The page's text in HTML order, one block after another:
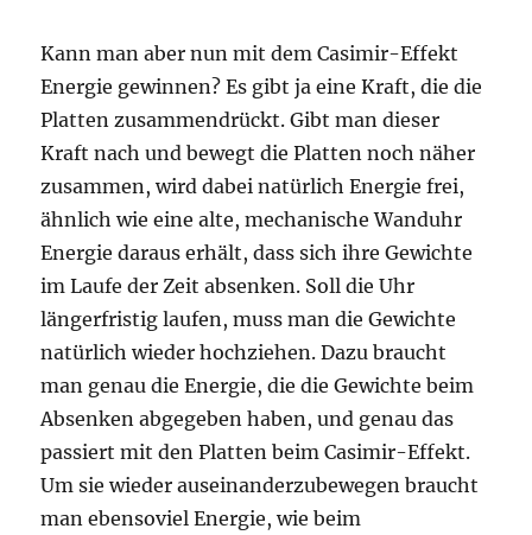
Kann man aber nun mit dem Casimir-Effekt
Energie gewinnen? Es gibt ja eine Kraft, die die
Platten zusammendrückt. Gibt man dieser
Kraft nach und bewegt die Platten noch näher
zusammen, wird dabei natürlich Energie frei,
ähnlich wie eine alte, mechanische Wanduhr
Energie daraus erhält, dass sich ihre Gewichte
im Laufe der Zeit absenken. Soll die Uhr
längerfristig laufen, muss man die Gewichte
natürlich wieder hochziehen. Dazu braucht
man genau die Energie, die die Gewichte beim
Absenken abgegeben haben, und genau das
passiert mit den Platten beim Casimir-Effekt.
Um sie wieder auseinanderzubewegen braucht
man ebensoviel Energie, wie beim